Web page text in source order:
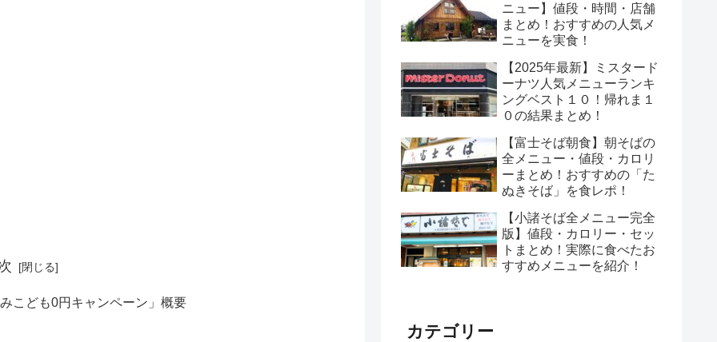
こども0円キャンペーン」概要
ニュー】値段・時間・店舗
まとめ！おすすめの人気メ
ニューを実食！
【2025年最新】ミスタード
ーナツ人気メニューランキ
ングベスト１０！帰れま１
０の結果まとめ！
【富士そば朝食】朝そばの
全メニュー・値段・カロリ
ーまとめ！おすすめの「た
ぬきそば」を食レポ！
【小諸そば全メニュー完全
版】値段・カロリー・セッ
トまとめ！実際に食べたお
すすめメニューを紹介！
カテゴリー